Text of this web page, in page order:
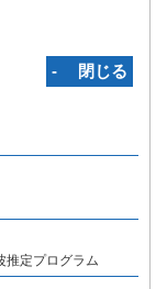
‐ 閉じる
推定プログラム